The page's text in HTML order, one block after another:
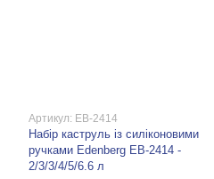
Артикул: EB-2414
Набір каструль із силіконовими
ручками Edenberg EB-2414 -
2/3/3/4/5/6.6 л